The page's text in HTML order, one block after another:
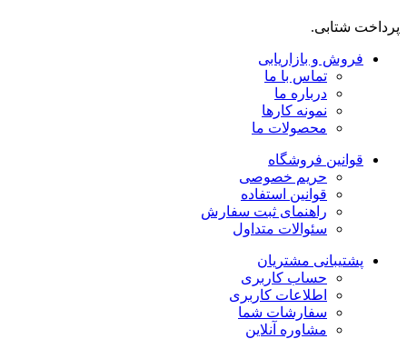
پرداخت شتابی.
فروش و بازاریابی
تماس با ما
درباره ما
نمونه کارها
محصولات ما
قوانین فروشگاه
حریم خصوصی
قوانین استفاده
راهنمای ثبت سفارش
سئوالات متداول
پشتیبانی مشتریان
حساب کاربری
اطلاعات کاربری
سفارشات شما
مشاوره آنلاین